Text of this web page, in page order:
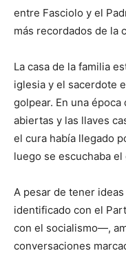
entre Fasciolo y el
más recordados de la
La casa de la familia
iglesia y el sacerdote
golpear. En una
abiertas y las llaves
el cura había llegado
luego se escuchaba
A pesar de tener
identificado con el
con el socialismo—,
conversaciones